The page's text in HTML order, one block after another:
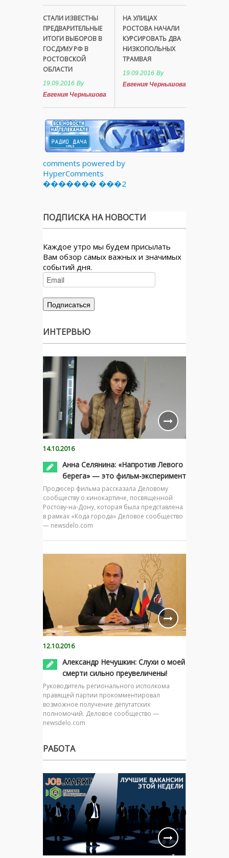
СТАЛИ ИЗВЕСТНЫ
ПРЕДВАРИТЕЛЬНЫЕ
ИТОГИ ВЫБОРОВ В
ГОСДУМУ РФ В
РОСТОВСКОЙ
ОБЛАСТИ
19.09.2016 By
Евгения Чернышова
НА УЛИЦАХ
РОСТОВА НАЧАЛИ
КУРСИРОВАТЬ ДВА
НИЗКОПОЛЬНЫХ
ТРАМВАЯ
19.09.2016 By
Евгения Чернышова
comments powered by
HyperComments
������� ���2
ПОДПИСКА НА НОВОСТИ
Каждое утро мы будем присылать
Вам обзор самых важных и значимых
событий дня.
ИНТЕРВЬЮ
14.10.2016
Анна Селянина: «Напротив Левого
берега» — это фильм-эксперимент
Продюсер фильма рассказала Деловому
сообществу о кинокартине, посвященной
Ростову-на-Дону, которая была представлена
в рамках «Кода города» Деловое сообщество
— newsdelo.com
12.10.2016
Александр Нечушкин: Слухи о моей
смерти сильно преувеличены!
Руководитель регионального исполкома
правящей партии прокомментировал
возможное получение депутатских
полномочий. Деловое сообщество —
newsdelo.com
РАБОТА